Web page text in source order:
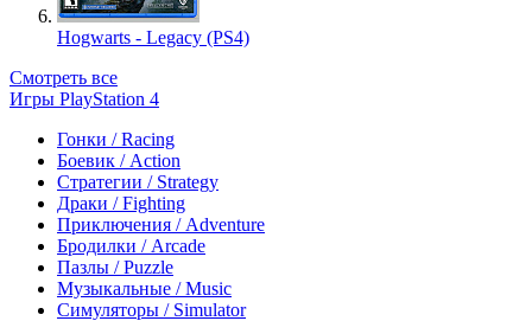
Hogwarts - Legacy (PS4)
Смотреть все
Игры PlayStation 4
Гонки / Racing
Боевик / Action
Стратегии / Strategy
Драки / Fighting
Приключения / Adventure
Бродилки / Arcade
Пазлы / Puzzle
Музыкальные / Music
Симуляторы / Simulator